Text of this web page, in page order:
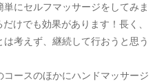
にセルフマッサージをしてみま
けでも効果があります！長く、
考えず、継続して行おうと思う
ースのほかにハンドマッサージ